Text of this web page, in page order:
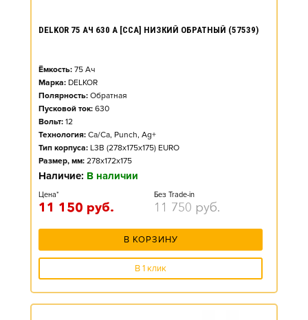
DELKOR 75 АЧ 630 А [CCA] НИЗКИЙ ОБРАТНЫЙ (57539)
Ёмкость: 75 Ач
Марка: DELKOR
Полярность: Обратная
Пусковой ток: 630
Вольт: 12
Технология: Ca/Ca, Punch, Ag+
Тип корпуса: L3B (278x175x175) EURO
Размер, мм: 278x172x175
Наличие: В наличии
Цена*
11 150 руб.
Без Trade-in
11 750 руб.
В КОРЗИНУ
В 1 клик